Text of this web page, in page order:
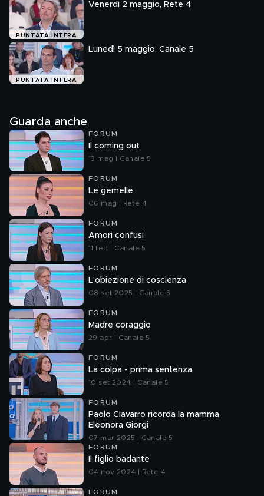
PUNTATA INTERA
Venerdì 2 maggio, Rete 4
PUNTATA INTERA
Lunedì 5 maggio, Canale 5
Guarda anche
FORUM
Il coming out
13 mag | Canale 5
FORUM
Le gemelle
06 mag | Rete 4
FORUM
Amori confusi
11 feb | Canale 5
FORUM
L'obiezione di coscienza
08 set 2025 | Canale 5
FORUM
Madre coraggio
29 apr | Canale 5
FORUM
La colpa - prima sentenza
10 set 2024 | Canale 5
FORUM
Paolo Ciavarro ricorda la mamma
Eleonora Giorgi
07 mar 2025 | Canale 5
FORUM
Il figlio badante
04 nov 2024 | Rete 4
FORUM